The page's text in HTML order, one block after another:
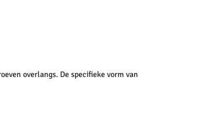
overlangs. De specifieke vorm van